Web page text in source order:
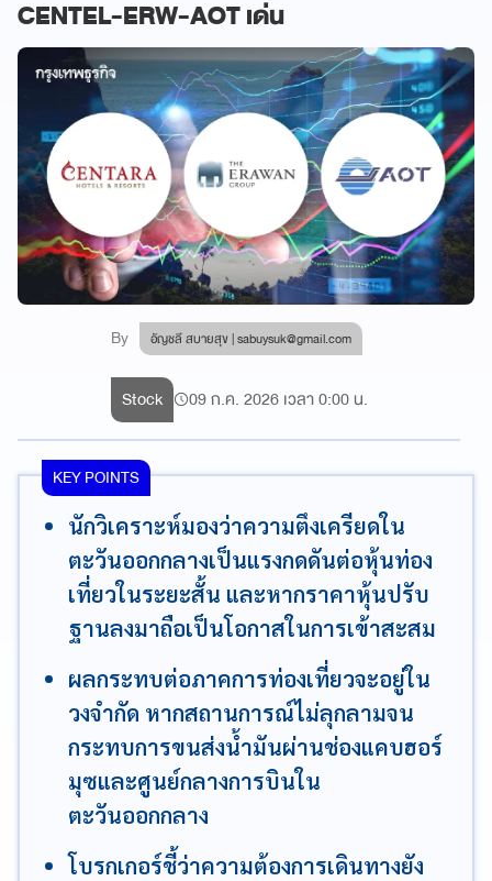
CENTEL-ERW-AOT เด่น
By อัญชลี สบายสุข |sabuysuk@gmail.com
Stock 09 ก.ค. 2026 เวลา 0:00 น.
KEY POINTS
นักวิเคราะห์มองว่าความตึงเครียดใน
ตะวันออกกลางเป็นแรงกดดันต่อหุ้นท่อง
เที่ยวในระยะสั้น และหากราคาหุ้นปรับ
ฐานลงมาถือเป็นโอกาสในการเข้าสะสม
ผลกระทบต่อภาคการท่องเที่ยวจะอยู่ใน
วงจำกัด หากสถานการณ์ไม่ลุกลามจน
กระทบการขนส่งน้ำมันผ่านช่องแคบฮอร์
มุซและศูนย์กลางการบินใน
ตะวันออกกลาง
โบรกเกอร์ชี้ว่าความต้องการเดินทางยัง